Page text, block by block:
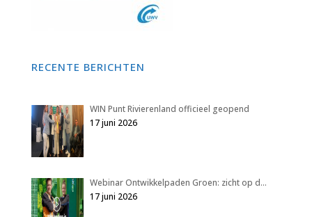
RECENTE BERICHTEN
WIN Punt Rivierenland officieel geopend
17 juni 2026
Webinar Ontwikkelpaden Groen: zicht op d…
17 juni 2026